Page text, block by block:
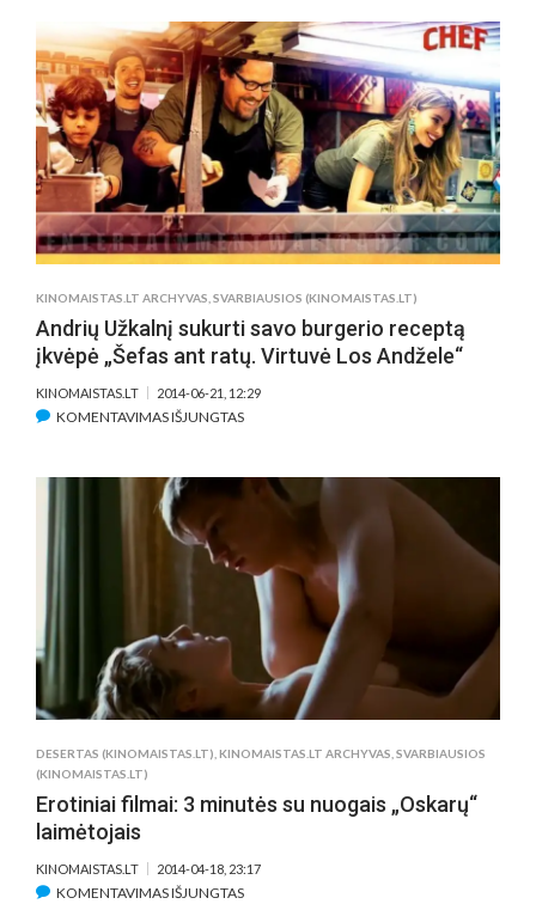
STEWART
IR
ANNE
HATHAWAY?
KINOMAISTAS.LT ARCHYVAS SVARBIAUSIOS (KINOMAISTAS.LT)
Andrių Užkalnį sukurti savo burgerio receptą
įkvėpė „Šefas ant ratų. Virtuvė Los Andžele“
KINOMAISTAS.LT 2014-06-21, 12:29
KOMENTAVIMAS IŠJUNGTASĮRAŠE
SUKURTI
RECEPTĄ
ĮKVĖPĖ
„ŠEFAS
ANT
RATŲ.
VIRTUVĖ
LOS
DESERTAS (KINOMAISTAS.LT) KINOMAISTAS.LT ARCHYVAS SVARBIAUSIOS
(KINOMAISTAS.LT)
Erotiniai filmai: 3 minutės su nuogais „Oskarų“
laimėtojais
KINOMAISTAS.LT 2014-04-18, 23:17
KOMENTAVIMAS IŠJUNGTASĮRAŠE